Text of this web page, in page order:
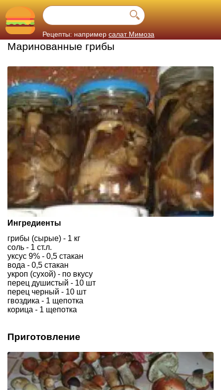
Рецепты: например салат Мимоза
Маринованные грибы
Ингредиенты
грибы (сырые) - 1 кг
соль - 1 ст.л.
уксус 9% - 0,5 стакан
вода - 0,5 стакан
укроп (сухой) - по вкусу
перец душистый - 10 шт
перец черный - 10 шт
гвоздика - 1 щепотка
корица - 1 щепотка
Приготовление